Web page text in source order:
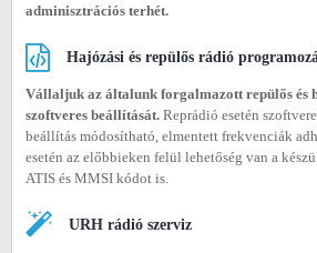
adminisztrációs terhét.
Hajózási és repülős rádió
Vállaljuk az általunk forgalmazott repülős és
szoftveres beállítását. Reprádió esetén
beállítás módosítható, elmentett frekvenciák
esetén az előbbieken felül lehetőség van a
ATIS és MMSI kódot is.
URH rádió szerviz